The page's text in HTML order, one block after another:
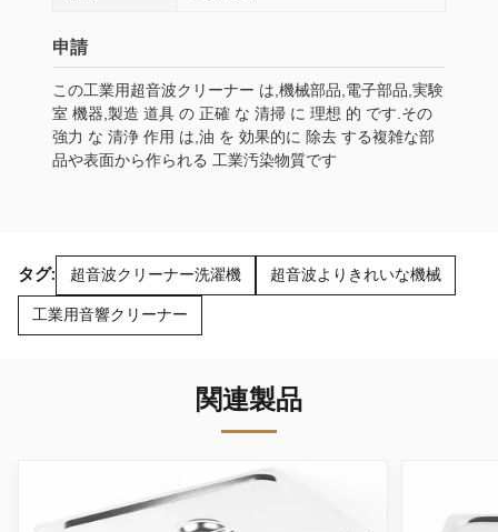
申請
この工業用超音波クリーナー は,機械部品,電子部品,実験
室 機器,製造 道具 の 正確 な 清掃 に 理想 的 です.その
強力 な 清浄 作用 は,油 を 効果的に 除去 する複雑な部
品や表面から作られる 工業汚染物質です
タグ: 超音波クリーナー洗濯機 超音波よりきれいな機械
工業用音響クリーナー
関連製品